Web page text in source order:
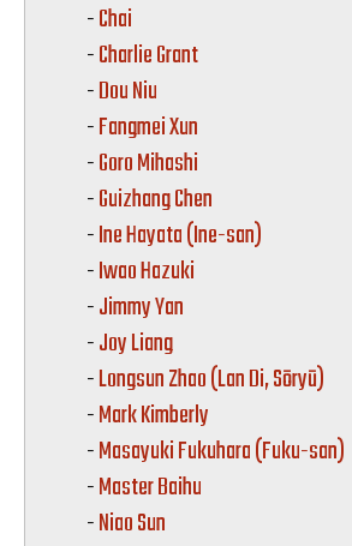
-Chai
-Charlie Grant
-Dou Niu
-Fangmei Xun
-Goro Mihashi
-Guizhang Chen
-Ine Hayata (Ine-san)
-Iwao Hazuki
-Jimmy Yan
-Joy Liang
-Longsun Zhao (Lan Di, Sōryū)
-Mark Kimberly
-Masayuki Fukuhara (Fuku-san)
-Master Baihu
-Niao Sun